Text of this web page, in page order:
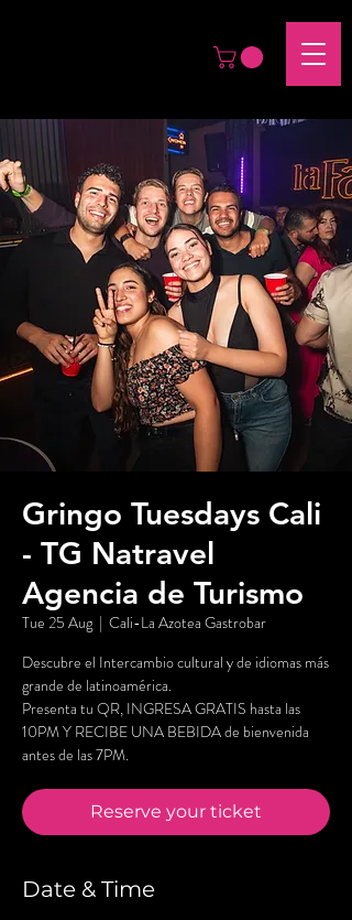
Gringo Tuesdays Cali
- TG Natravel
Agencia de Turismo
Tue 25 Aug
  |
Cali-La Azotea Gastrobar
Descubre el Intercambio cultural y de idiomas más
grande de latinoamérica.
Presenta tu QR, INGRESA GRATIS hasta las
10PM Y RECIBE UNA BEBIDA de bienvenida
antes de las 7PM.
Reserve your ticket
Date & Time